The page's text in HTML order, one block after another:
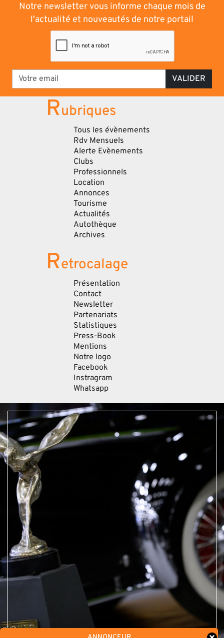
Notre newsletter vous informe chaque mois de
l'actualité et nouveautés de notre portail
VALIDER
Rubriques
Tous les évènements
Rdv Mensuels
Alerte Evènements
Clubs
Professionnels
Location
Annonces
Tourisme
Actualités
Autothèque
Archives
Retrocalage
Présentation
Contact
Newsletter
Partenariats
Statistiques
Press-Book
Mentions
Notre logo
Facebook
Instragram
Whatsapp